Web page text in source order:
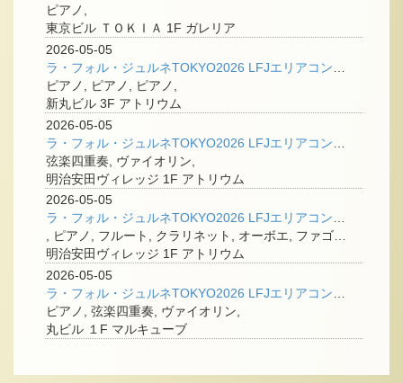
ピアノ,
東京ビル ＴＯＫＩＡ 1F ガレリア
2026-05-05
ピアノ, ピアノ, ピアノ,
新丸ビル 3F アトリウム
2026-05-05
弦楽四重奏, ヴァイオリン,
明治安田ヴィレッジ 1F アトリウム
2026-05-05
ラ・フォル・ジュルネTOKYO2026 LFJエリアコンサート＠丸の内 「ピアノと木管五重奏で聴くチャイコフスキー」
, ピアノ, フルート, クラリネット, オーボエ, ファゴット, ホルン,
明治安田ヴィレッジ 1F アトリウム
2026-05-05
ピアノ, 弦楽四重奏, ヴァイオリン,
丸ビル １F マルキューブ